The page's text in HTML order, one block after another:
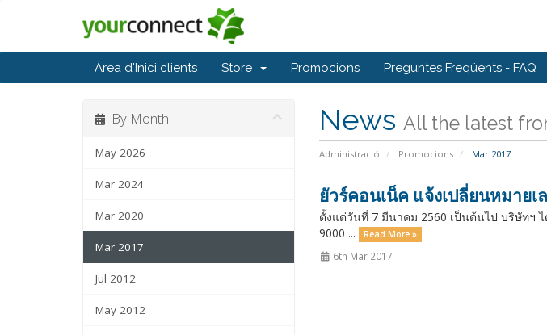
Àrea d'Inici clients Store Promocions Preguntes Freqüents - FAQ
News All the latest
Administració Promocions Mar 2017
By Month
May 2026
Mar 2024
Mar 2020
Mar 2017
Jul 2012
May 2012
ยัวร์คอนเน็ค แจ้งเปลี่ยนหมาย
ตั้งแต่วันที่ 7 มีนาคม 2560 เป็นต้นไป บริษัทฯ
9000 ...
Read More »
6th Mar 2017